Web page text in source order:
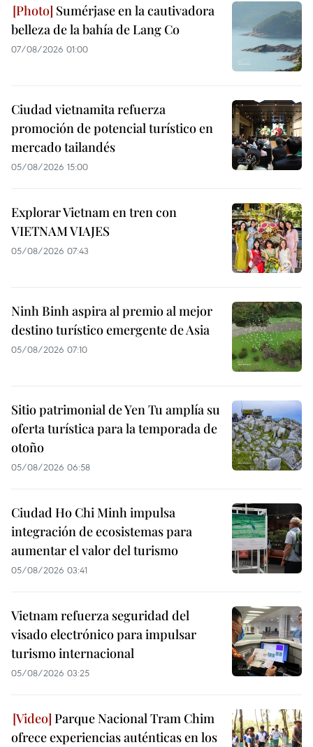
Sumérjase en la cautivadora
belleza de la bahía de Lang Co
07/08/2026 01:00
Ciudad vietnamita refuerza
promoción de potencial turístico en
mercado tailandés
05/08/2026 15:00
Explorar Vietnam en tren con
VIETNAM VIAJES
05/08/2026 07:43
Ninh Binh aspira al premio al mejor
destino turístico emergente de Asia
05/08/2026 07:10
Sitio patrimonial de Yen Tu amplía su
oferta turística para la temporada de
otoño
05/08/2026 06:58
Ciudad Ho Chi Minh impulsa
integración de ecosistemas para
aumentar el valor del turismo
05/08/2026 03:41
Vietnam refuerza seguridad del
visado electrónico para impulsar
turismo internacional
05/08/2026 03:25
Parque Nacional Tram Chim
ofrece experiencias auténticas en los